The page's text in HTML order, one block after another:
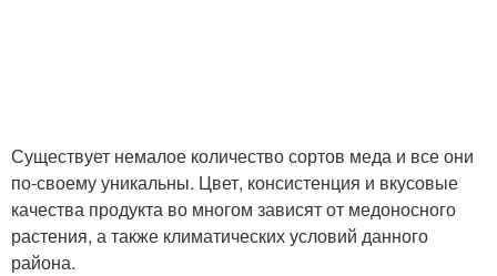
Существует немалое количество сортов меда и все они
по-своему уникальны. Цвет, консистенция и вкусовые
качества продукта во многом зависят от медоносного
растения, а также климатических условий данного
района.